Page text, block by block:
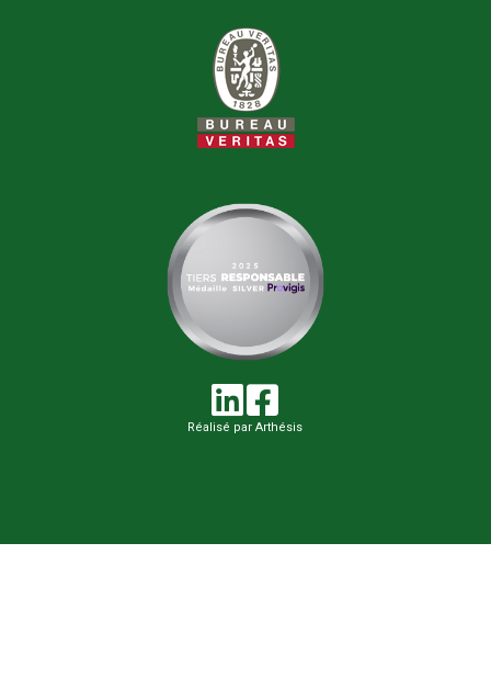
Réalisé par Arthésis